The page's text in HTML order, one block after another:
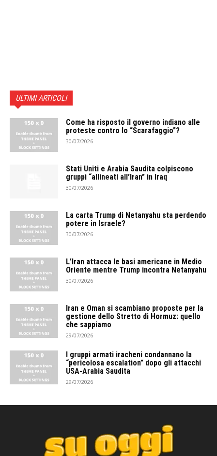
ULTIMI ARTICOLI
Come ha risposto il governo indiano alle
proteste contro lo “Scarafaggio”?
30/07/2026
Stati Uniti e Arabia Saudita colpiscono
gruppi “allineati all’Iran” in Iraq
30/07/2026
La carta Trump di Netanyahu sta perdendo
potere in Israele?
30/07/2026
L’Iran attacca le basi americane in Medio
Oriente mentre Trump incontra Netanyahu
30/07/2026
Iran e Oman si scambiano proposte per la
gestione dello Stretto di Hormuz: quello
che sappiamo
29/07/2026
I gruppi armati iracheni condannano la
“pericolosa escalation” dopo gli attacchi
USA-Arabia Saudita
29/07/2026